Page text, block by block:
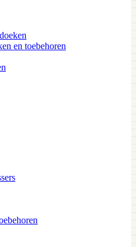
en toebehoren